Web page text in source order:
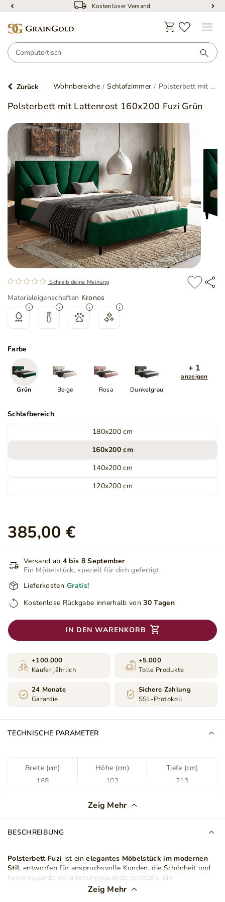
Kostenloser Versand
Zurück Wohnbereiche Schlafzimmer Polsterbett mit Lattenrost 160x200 Fuzi Grün
Polsterbett mit Lattenrost 160x200 Fuzi Grün
Schreib deine Meinung
Materialeigenschaften Kronos
Farbe
Grün Beige Rosa Dunkelgrau
+ 1
anzeigen
Schlafbereich
180x200 cm
160x200 cm
140x200 cm
120x200 cm
385,00 €
Versand ab 4 bis 8 September
Ein Möbelstück, speziell für dich gefertigt
Lieferkosten Gratis!
Kostenlose Rückgabe innerhalb von 30 Tagen
IN DEN WARENKORB
+100.000
Käufer jährlich
+5.000
Tolle Produkte
24 Monate
Garantie
Sichere Zahlung
SSL-Protokoll
TECHNISCHE PARAMETER
Breite (cm)
168
Höhe (cm)
103
Tiefe (cm)
213
Grün
Lattenrost im Set Ja
Zeig Mehr
BESCHREIBUNG
Polsterbett Fuzi ist ein elegantes Möbelstück im modernen
Stil, entworfen für anspruchsvolle Kunden, die Schönheit und
hervorragende Verarbeitungsqualität schätzen. Ein
hervorstechendes Merkmal ist das stilvolle Kopfteil
dekorativen Nähten, das dem Bett nicht nur Charme verleiht,
Zeig Mehr